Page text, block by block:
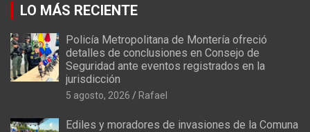
LO MÁS RECIENTE
Policía Metropolitana de Montería ofreció
detalles de conclusiones en Consejo de
Seguridad ante eventos registrados en la
jurisdicción
5 agosto, 2026 Rafael
Ediles y moradores de invasiones de la Comuna